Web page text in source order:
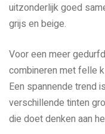
uitzonderlijk goed
grijs en beige.
Voor een meer
combineren met felle
Een spannende trend
verschillende tinten
die doet denken aan